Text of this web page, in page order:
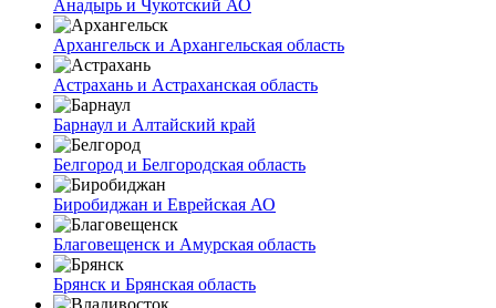
Анадырь и Чукотский АО
Архангельск и Архангельская область
Астрахань и Астраханская область
Барнаул и Алтайский край
Белгород и Белгородская область
Биробиджан и Еврейская АО
Благовещенск и Амурская область
Брянск и Брянская область